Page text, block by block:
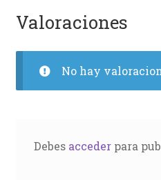
Valoraciones
No hay
Debes accederpara